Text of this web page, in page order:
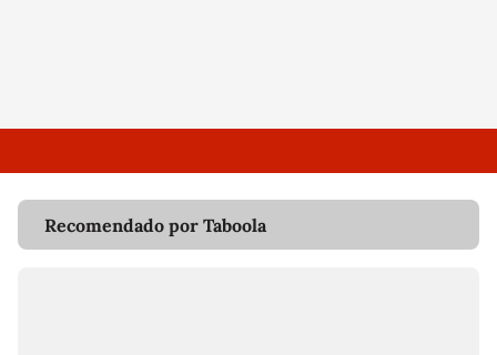
Recomendado por Taboola